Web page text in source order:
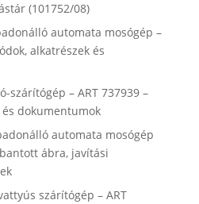
(101752/08)
automata mosógép –
alkatrészek és
szárítógép – ART 737939 –
dokumentumok
automata mosógép
ábra, javítási
szárítógép – ART